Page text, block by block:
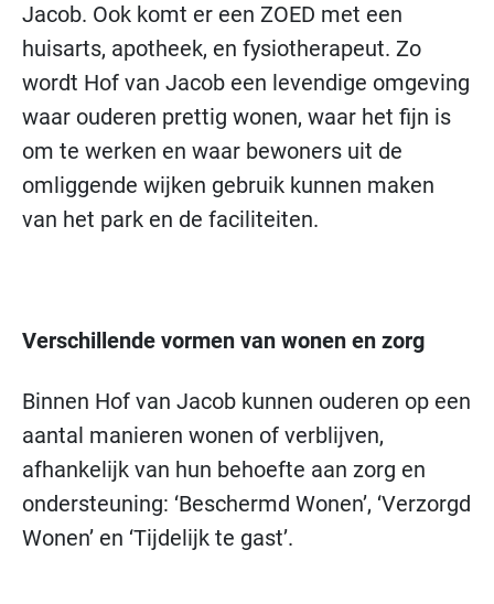
Jacob. Ook komt er een ZOED met een
huisarts, apotheek, en fysiotherapeut. Zo
wordt Hof van Jacob een levendige omgeving
waar ouderen prettig wonen, waar het fijn is
om te werken en waar bewoners uit de
omliggende wijken gebruik kunnen maken
van het park en de faciliteiten.
Verschillende vormen van wonen en zorg
Binnen Hof van Jacob kunnen ouderen op een
aantal manieren wonen of verblijven,
afhankelijk van hun behoefte aan zorg en
ondersteuning: ‘Beschermd Wonen’, ‘Verzorgd
Wonen’ en ‘Tijdelijk te gast’.